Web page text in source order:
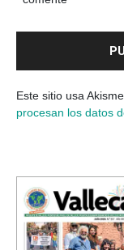
Este sitio usa
procesan los datos